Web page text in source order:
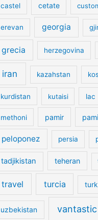
castel cetate
erevan georgia
grecia herzegovina
iran kazahstan
kurdistan kutaisi lac
methoni pamir
peloponez persia
tadjikistan teheran
travel turcia
uzbekistan vantastic